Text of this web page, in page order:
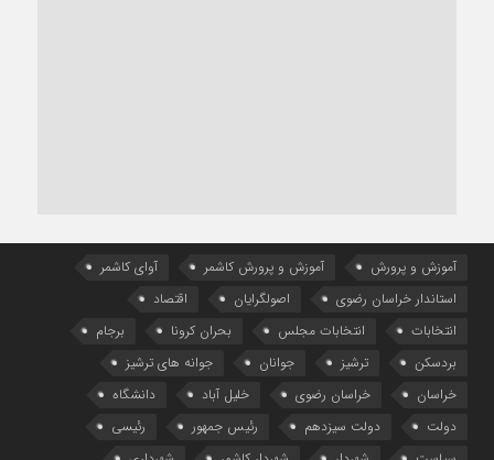
آموزش و پرورش آموزش و پرورش کاشمر
آوای کاشمر
استاندار خراسان رضوی
اصولگرایان
اقتصاد
انتخابات
انتخابات مجلس بحران کرونا
برجام
بردسکن
ترشیز جوانان
جوانه های ترشیز
خراسان
خراسان رضوی خلیل آباد
دانشگاه
دولت
دولت سیزدهم رئیس جمهور
رئیسی